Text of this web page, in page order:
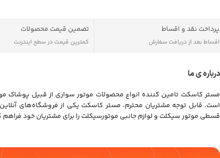
پرداخت نقد و اقساط
اقساط بعد از دریافت سفارش
تضمین قیمت محصولات
کمترین قیمت در سطح اینترنت
درباره ی ما
مستر کاسکت تامین کننده انواع محصولات موتور سواری از قبیل پوشاک
است. قابل توجه مشتریان محترم، مستر کاسکت یکی از فروشگاه‌های
قسطی موتور سیکلت و لوازم جانبی موتورسیکلت را برای مشتریان خود